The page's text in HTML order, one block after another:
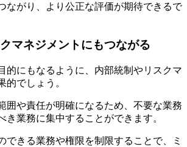
ながり、より公正な評価が期待できるで
マネジメントにもつながる
的にもなるように、内部統制やリスクマ
的でしょう。
囲や責任が明確になるため、不要な業務
き業務に集中することができます。
できる業務や権限を制限することで、ミ